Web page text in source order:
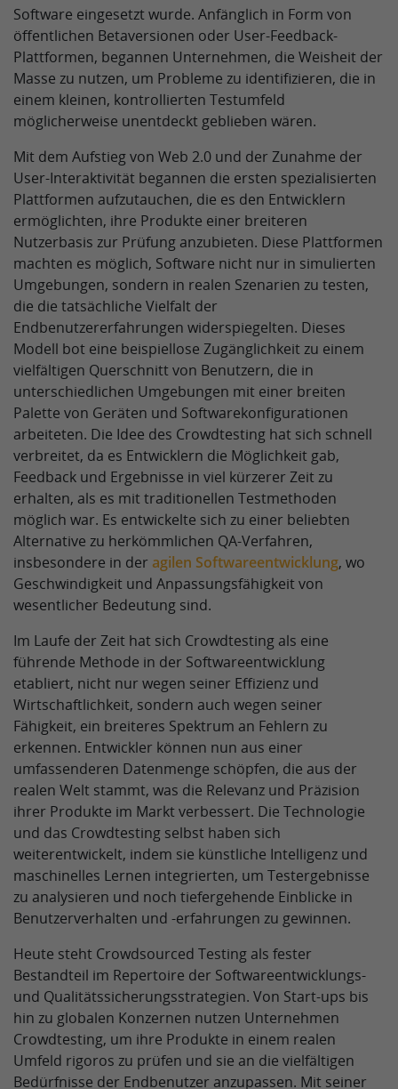
Software eingesetzt wurde. Anfänglich in Form von
öffentlichen Betaversionen oder User-Feedback-
Plattformen, begannen Unternehmen, die Weisheit der
Masse zu nutzen, um Probleme zu identifizieren, die in
einem kleinen, kontrollierten Testumfeld
möglicherweise unentdeckt geblieben wären.
Mit dem Aufstieg von Web 2.0 und der Zunahme der
User-Interaktivität begannen die ersten spezialisierten
Plattformen aufzutauchen, die es den Entwicklern
ermöglichten, ihre Produkte einer breiteren
Nutzerbasis zur Prüfung anzubieten. Diese Plattformen
machten es möglich, Software nicht nur in simulierten
Umgebungen, sondern in realen Szenarien zu testen,
die die tatsächliche Vielfalt der
Endbenutzererfahrungen widerspiegelten. Dieses
Modell bot eine beispiellose Zugänglichkeit zu einem
vielfältigen Querschnitt von Benutzern, die in
unterschiedlichen Umgebungen mit einer breiten
Palette von Geräten und Softwarekonfigurationen
arbeiteten. Die Idee des Crowdtesting hat sich schnell
verbreitet, da es Entwicklern die Möglichkeit gab,
Feedback und Ergebnisse in viel kürzerer Zeit zu
erhalten, als es mit traditionellen Testmethoden
möglich war. Es entwickelte sich zu einer beliebten
Alternative zu herkömmlichen QA-Verfahren,
insbesondere in der agilen Softwareentwicklung, wo
Geschwindigkeit und Anpassungsfähigkeit von
wesentlicher Bedeutung sind.
Im Laufe der Zeit hat sich Crowdtesting als eine
führende Methode in der Softwareentwicklung
etabliert, nicht nur wegen seiner Effizienz und
Wirtschaftlichkeit, sondern auch wegen seiner
Fähigkeit, ein breiteres Spektrum an Fehlern zu
erkennen. Entwickler können nun aus einer
umfassenderen Datenmenge schöpfen, die aus der
realen Welt stammt, was die Relevanz und Präzision
ihrer Produkte im Markt verbessert. Die Technologie
und das Crowdtesting selbst haben sich
weiterentwickelt, indem sie künstliche Intelligenz und
maschinelles Lernen integrierten, um Testergebnisse
zu analysieren und noch tiefergehende Einblicke in
Benutzerverhalten und -erfahrungen zu gewinnen.
Heute steht Crowdsourced Testing als fester
Bestandteil im Repertoire der Softwareentwicklungs-
und Qualitätssicherungsstrategien. Von Start-ups bis
hin zu globalen Konzernen nutzen Unternehmen
Crowdtesting, um ihre Produkte in einem realen
Umfeld rigoros zu prüfen und sie an die vielfältigen
Bedürfnisse der Endbenutzer anzupassen. Mit seiner